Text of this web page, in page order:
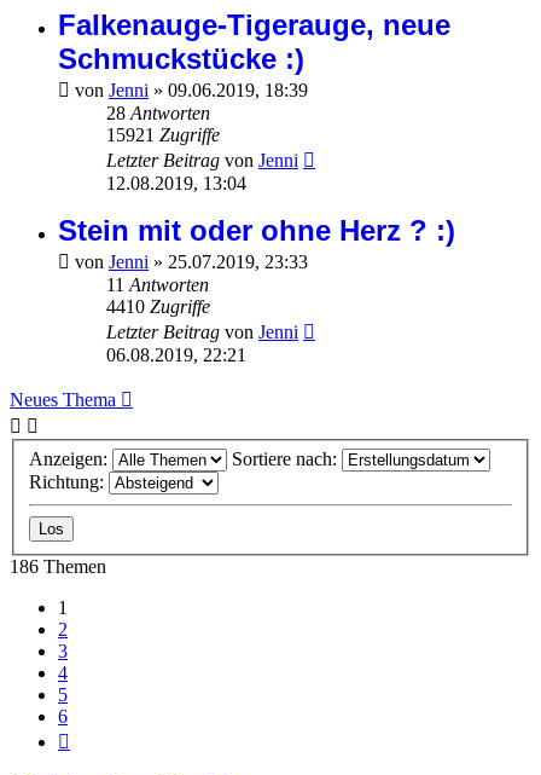
Falkenauge-Tigerauge, neue
Schmuckstücke :)
von Jenni » 09.06.2019, 18:39
28 Antworten
15921 Zugriffe
Letzter Beitrag von Jenni
12.08.2019, 13:04
Stein mit oder ohne Herz ? :)
von Jenni » 25.07.2019, 23:33
11 Antworten
4410 Zugriffe
Letzter Beitrag von Jenni
06.08.2019, 22:21
Neues Thema
Anzeigen:
Sortiere nach:
Richtung:
186 Themen
1
2
3
4
5
6